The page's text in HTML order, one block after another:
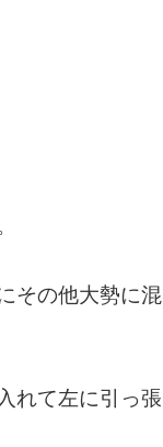
その他大勢に混
れて左に引っ張